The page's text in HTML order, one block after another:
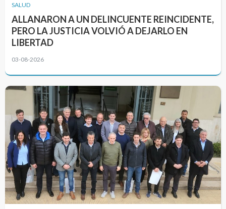
SALUD
ALLANARON A UN DELINCUENTE REINCIDENTE,
PERO LA JUSTICIA VOLVIÓ A DEJARLO EN
LIBERTAD
03-08-2026